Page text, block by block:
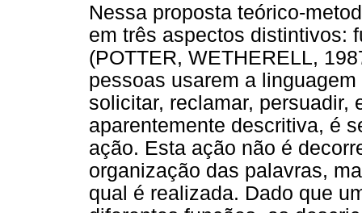
Nessa proposta teórico-
em três aspectos distintivos:
(POTTER, WETHERELL,
pessoas usarem a
solicitar, reclamar, persuadir,
aparentemente descritiva, é
ação. Esta ação não é
organização das palavras,
qual é realizada. Dado que